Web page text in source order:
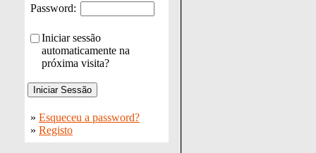
Password:
Iniciar sessão
automaticamente na
próxima visita?
» Esqueceu a password?
» Registo